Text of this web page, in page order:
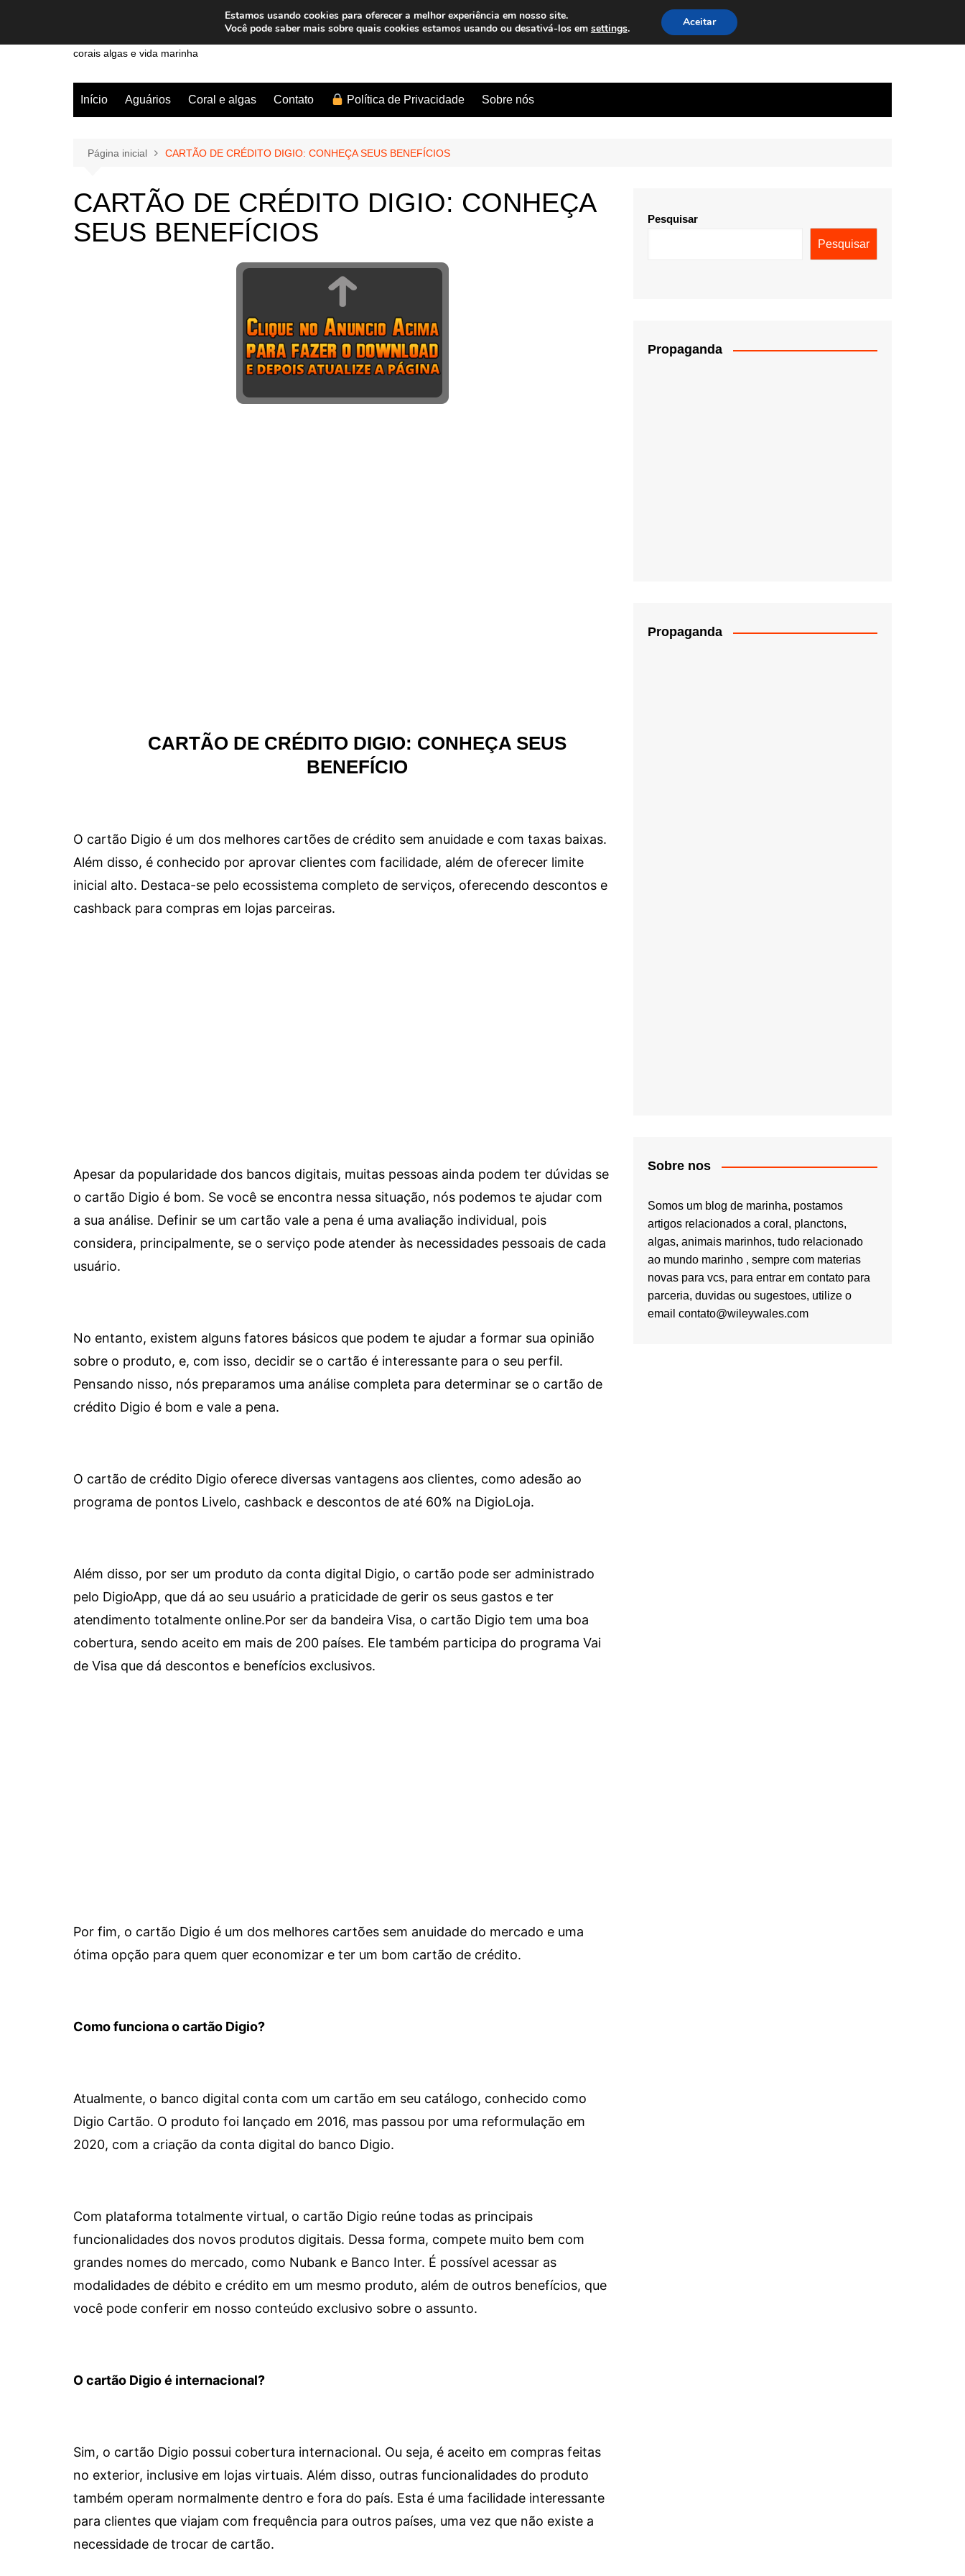
o
corais algas e vida marinha
Início Aguários Coral e algas Contato Política de Privacidade Sobre nós
Página inicial CARTÃO DE CRÉDITO DIGIO: CONHEÇA SEUS BENEFÍCIOS
CARTÃO DE CRÉDITO DIGIO: CONHEÇA
SEUS BENEFÍCIOS
CARTÃO DE CRÉDITO DIGIO: CONHEÇA SEUS
BENEFÍCIO
O cartão Digio é um dos melhores cartões de crédito sem anuidade e com taxas baixas.
Além disso, é conhecido por aprovar clientes com facilidade, além de oferecer limite
inicial alto. Destaca-se pelo ecossistema completo de serviços, oferecendo descontos e
cashback para compras em lojas parceiras.
Apesar da popularidade dos bancos digitais, muitas pessoas ainda podem ter dúvidas se
o cartão Digio é bom. Se você se encontra nessa situação, nós podemos te ajudar com
a sua análise. Definir se um cartão vale a pena é uma avaliação individual, pois
considera, principalmente, se o serviço pode atender às necessidades pessoais de cada
usuário.
No entanto, existem alguns fatores básicos que podem te ajudar a formar sua opinião
sobre o produto, e, com isso, decidir se o cartão é interessante para o seu perfil.
Pensando nisso, nós preparamos uma análise completa para determinar se o cartão de
crédito Digio é bom e vale a pena.
O cartão de crédito Digio oferece diversas vantagens aos clientes, como adesão ao
programa de pontos Livelo, cashback e descontos de até 60% na DigioLoja.
Além disso, por ser um produto da conta digital Digio, o cartão pode ser administrado
pelo DigioApp, que dá ao seu usuário a praticidade de gerir os seus gastos e ter
atendimento totalmente online.Por ser da bandeira Visa, o cartão Digio tem uma boa
cobertura, sendo aceito em mais de 200 países. Ele também participa do programa Vai
de Visa que dá descontos e benefícios exclusivos.
Por fim, o cartão Digio é um dos melhores cartões sem anuidade do mercado e uma
ótima opção para quem quer economizar e ter um bom cartão de crédito.
Como funciona o cartão Digio?
Atualmente, o banco digital conta com um cartão em seu catálogo, conhecido como
Digio Cartão. O produto foi lançado em 2016, mas passou por uma reformulação em
2020, com a criação da conta digital do banco Digio.
Com plataforma totalmente virtual, o cartão Digio reúne todas as principais
funcionalidades dos novos produtos digitais. Dessa forma, compete muito bem com
grandes nomes do mercado, como Nubank e Banco Inter. É possível acessar as
modalidades de débito e crédito em um mesmo produto, além de outros benefícios, que
você pode conferir em nosso conteúdo exclusivo sobre o assunto.
O cartão Digio é internacional?
Sim, o cartão Digio possui cobertura internacional. Ou seja, é aceito em compras feitas
no exterior, inclusive em lojas virtuais. Além disso, outras funcionalidades do produto
também operam normalmente dentro e fora do país. Esta é uma facilidade interessante
para clientes que viajam com frequência para outros países, uma vez que não existe a
necessidade de trocar de cartão.
Pesquisar
Pesquisar
Propaganda
Propaganda
Sobre nos
Somos um blog de marinha, postamos
artigos relacionados a coral, planctons,
algas, animais marinhos, tudo relacionado
ao mundo marinho , sempre com materias
novas para vcs, para entrar em contato para
parceria, duvidas ou sugestoes, utilize o
email contato@wileywales.com
Estamos usando cookies para oferecer a melhor experiência em nosso site.
Você pode saber mais sobre quais cookies estamos usando ou desativá-los em settings. Aceitar